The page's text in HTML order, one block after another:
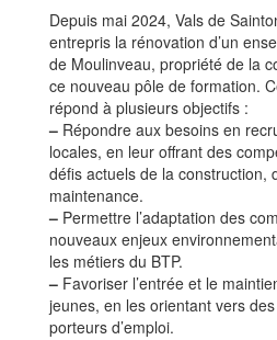
Depuis mai 2024, Vals de
entrepris la rénovation d’un
de Moulinveau, propriété de la
ce nouveau pôle de formation.
répond à plusieurs objectifs :
– Répondre aux besoins en
locales, en leur offrant des
défis actuels de la construction,
maintenance.
– Permettre l’adaptation des
nouveaux enjeux
les métiers du BTP.
– Favoriser l’entrée et le
jeunes, en les orientant vers
porteurs d’emploi.